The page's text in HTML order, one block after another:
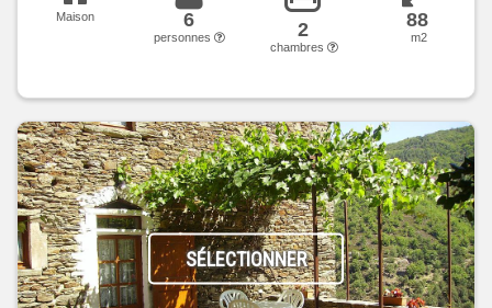
Maison 6
personnes 2
chambres
88
m2
SÉLECTIONNER